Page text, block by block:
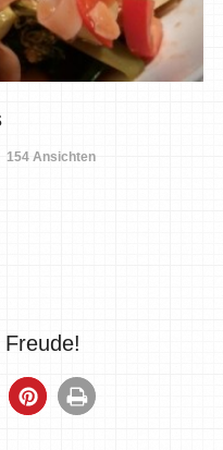
154 Ansichten